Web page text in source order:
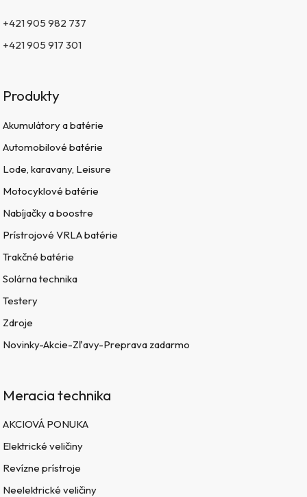
+421 905 982 737
+421 905 917 301
Produkty
Akumulátory a batérie
Automobilové batérie
Lode, karavany, Leisure
Motocyklové batérie
Nabíjačky a boostre
Prístrojové VRLA batérie
Trakčné batérie
Solárna technika
Testery
Zdroje
Novinky-Akcie-Zľavy-Preprava zadarmo
Meracia technika
AKCIOVÁ PONUKA
Elektrické veličiny
Revízne prístroje
Neelektrické veličiny